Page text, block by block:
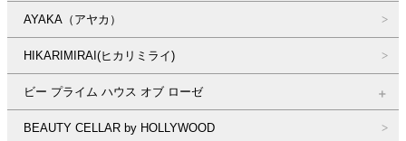
AYAKA（アヤカ）
HIKARIMIRAI(ヒカリミライ)
ビー プライム ハウス オブ ローゼ
BEAUTY CELLAR by HOLLYWOOD